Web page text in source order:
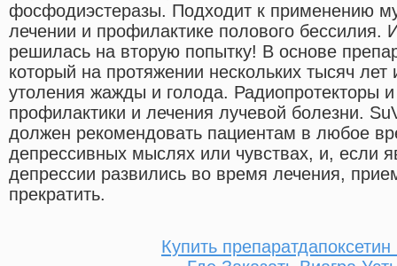
фосфодиэстеразы. Подходит к применению
лечении и профилактике полового бессилия.
решилась на вторую попытку! В основе
который на протяжении нескольких тысяч лет
утоления жажды и голода. Радиопротекторы
профилактики и лечения лучевой болезни.
должен рекомендовать пациентам в любое
депрессивных мыслях или чувствах, и, если
депрессии развились во время лечения,
прекратить.
Купить